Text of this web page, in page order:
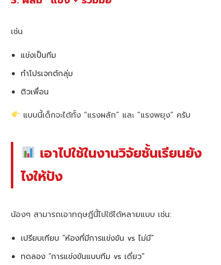
เช่น
แข่งเป็นทีม
ทำโปรเจกต์กลุ่ม
ติวเพื่อน
แบบนี้เด็กจะได้ทั้ง “แรงผลัก” และ “แรงพยุง” ครับ
เอาไปใช้ในงานวิจัยชั้นเรียนยัง
ไงให้ปัง
น้องๆ สามารถเอาทฤษฎีนี้ไปใช้ได้หลายแบบ เช่น:
เปรียบเทียบ “ห้องที่มีการแข่งขัน vs ไม่มี”
ทดลอง “การแข่งขันแบบทีม vs เดี่ยว”